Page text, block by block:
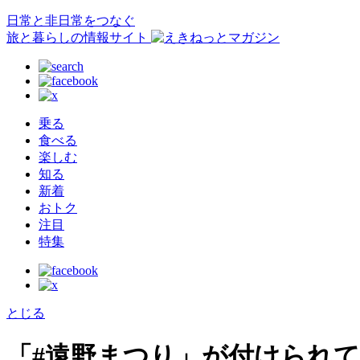
日常と非日常をつなぐ
旅と暮らしの情報サイト
乗る
食べる
楽しむ
知る
新着
おトク
注目
特集
とじる